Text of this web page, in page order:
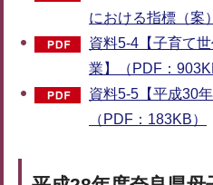
における指標（案
資料5-4【子育て
業】（PDF：
資料5-5【平成30
（PDF：183KB）